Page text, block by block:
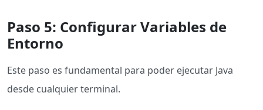
Paso 5: Configurar Variables de
Entorno
Este paso es fundamental para poder ejecutar Java
desde cualquier terminal.